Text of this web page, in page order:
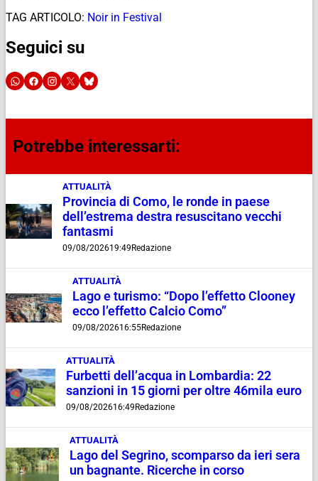
TAG ARTICOLO: Noir in Festival
Seguici su
Potrebbe interessarti:
ATTUALITÀ
Provincia di Como, le ronde in paese
dell’estrema destra resuscitano vecchi
fantasmi
09/08/202619:49 Redazione
ATTUALITÀ
Lago e turismo: “Dopo l’effetto Clooney
ecco l’effetto Calcio Como”
09/08/202616:55Redazione
ATTUALITÀ
Furbetti dell’acqua in Lombardia: 22
sanzioni in 15 giorni per oltre 46mila euro
09/08/202616:49 Redazione
ATTUALITÀ
Lago del Segrino, scomparso da ieri sera
un bagnante. Ricerche in corso